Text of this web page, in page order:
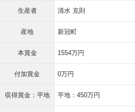
生産者 清水 克則
産地 新冠町
本賞金 1554万円
付加賞金 0万円
収得賞金：平地 平地：450万円